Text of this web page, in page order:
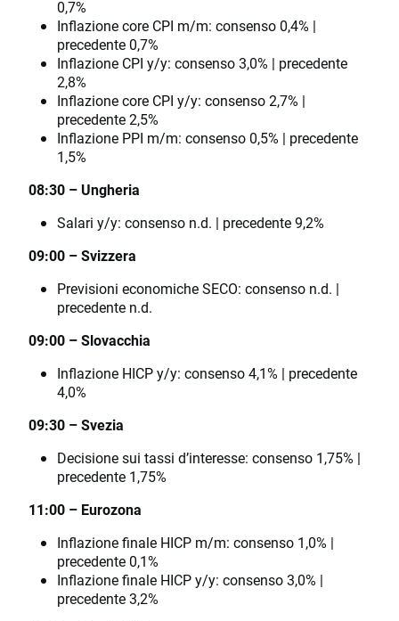
0,7%
Inflazione core CPI m/m: consenso 0,4% |
precedente 0,7%
Inflazione CPI y/y: consenso 3,0% | precedente
2,8%
Inflazione core CPI y/y: consenso 2,7% |
precedente 2,5%
Inflazione PPI m/m: consenso 0,5% | precedente
1,5%
08:30 – Ungheria
Salari y/y: consenso n.d. | precedente 9,2%
09:00 – Svizzera
Previsioni economiche SECO: consenso n.d. |
precedente n.d.
09:00 – Slovacchia
Inflazione HICP y/y: consenso 4,1% | precedente
4,0%
09:30 – Svezia
Decisione sui tassi d’interesse: consenso 1,75% |
precedente 1,75%
11:00 – Eurozona
Inflazione finale HICP m/m: consenso 1,0% |
precedente 0,1%
Inflazione finale HICP y/y: consenso 3,0% |
precedente 3,2%